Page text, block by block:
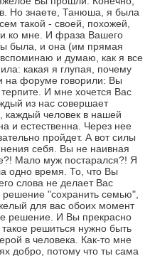
Но знаете, Танюша, я была
такой - своей, похожей,
ко мне. И фраза Вашего
была, и она (им прямая
и думаю, как я все
какая я глупая, почему
на форуме говорили: Вы
И мне хочется Вас
из нас совершает
каждый человек в нашей
и естественна. Через нее
пройдет. А вот силы
себя. Вы не наивная
Мало муж постарался?! Я
одно время. То, что Вы
слова не делает Вас
"сохранить семью",
для вас обоих момент
решение. И Вы прекрасно
решиться нужно быть
в человека. Как-то мне
добро, потому что ты сама